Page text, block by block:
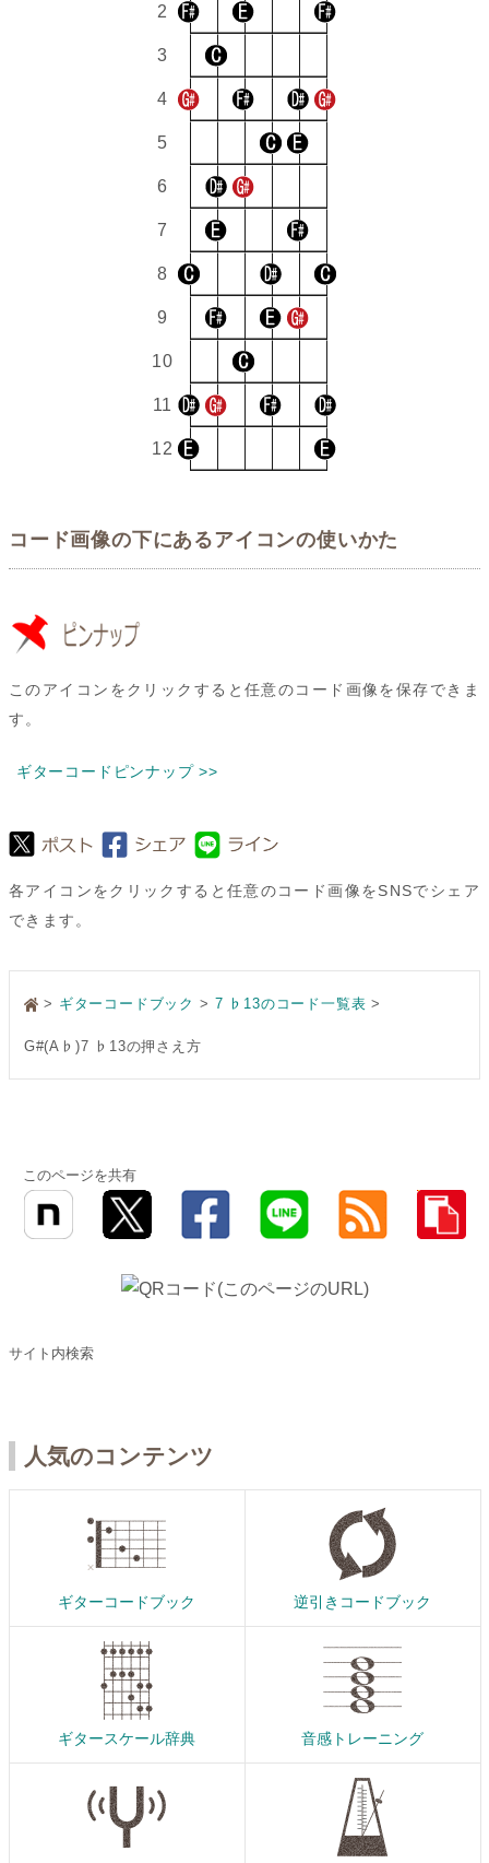
2
3
4
5
6
7
8
9
10
11
12
コード画像の下にあるアイコンの使いかた
このアイコンをクリックすると任意のコード画像を保存できま
す。
ギターコードピンナップ >>
各アイコンをクリックすると任意のコード画像をSNSでシェア
できます。
> ギターコードブック 7 ♭13のコード一覧表
G#(A♭)7 ♭13の押さえ方
このページを共有
サイト内検索
人気のコンテンツ
ギターコードブック 逆引きコードブック
ギタースケール辞典 音感トレーニング